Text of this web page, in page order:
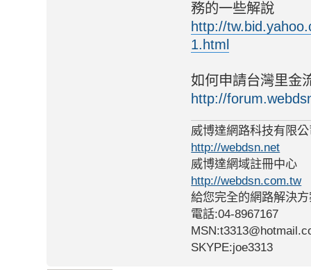
務的一些解說
http://
1.html
如何申請台灣里金
http://
威博達網路科技有限
http://webdsn.net
威博達網域註冊中心
http://webdsn.com.tw
給您完全的網路解決
電話:04-8967167
SKYPE:joe3313